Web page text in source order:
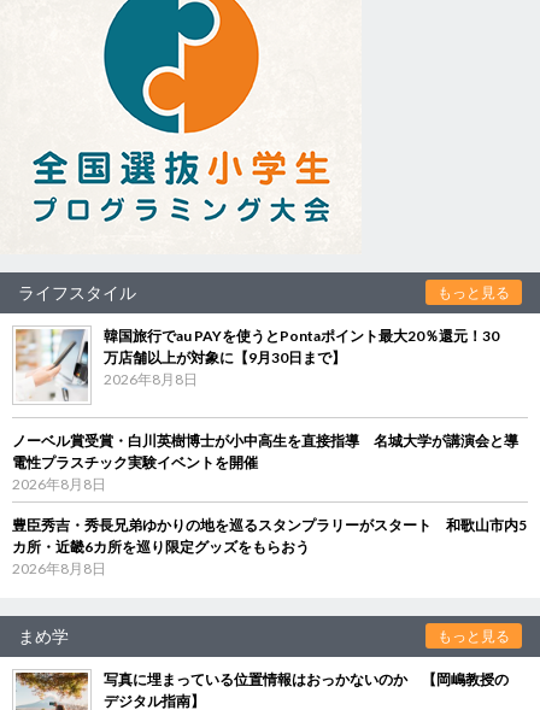
ライフスタイル もっと見る
韓国旅行でau PAYを使うとPontaポイント最大20％還元！30
万店舗以上が対象に【9月30日まで】
2026年8月8日
ノーベル賞受賞・白川英樹博士が小中高生を直接指導 名城大学が講演会と導
電性プラスチック実験イベントを開催
2026年8月8日
豊臣秀吉・秀長兄弟ゆかりの地を巡るスタンプラリーがスタート 和歌山市内5
カ所・近畿6カ所を巡り限定グッズをもらおう
2026年8月8日
まめ学 もっと見る
写真に埋まっている位置情報はおっかないのか 【岡嶋教授の
デジタル指南】